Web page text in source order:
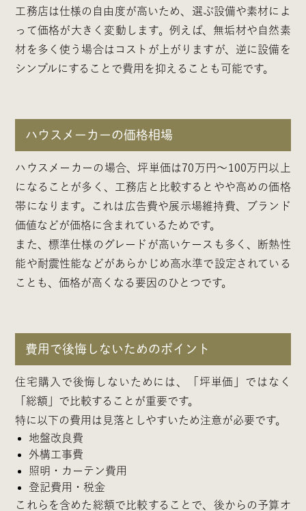
工務店は仕様の自由度が高いため、選ぶ設備や素材によ
って価格が大きく変動します。例えば、無垢材や自然素
材を多く使う場合はコストが上がりますが、逆に設備を
シンプルにすることで費用を抑えることも可能です。
ハウスメーカーの価格相場
ハウスメーカーの場合、坪単価は70万円〜100万円以上
になることが多く、工務店と比較するとやや高めの価格
帯になります。これは広告費や展示場維持費、ブランド
価値などが価格に含まれているためです。
また、標準仕様のグレードが高いケースも多く、断熱性
能や耐震性能などがあらかじめ高水準で設定されている
ことも、価格が高くなる要因のひとつです。
費用で後悔しないためのポイント
住宅購入で後悔しないためには、「坪単価」ではなく
「総額」で比較することが重要です。
特に以下の費用は見落としやすいため注意が必要です。
地盤改良費
外構工事費
照明・カーテン費用
登記費用・税金
これらを含めた総額で比較することで、後からの予算オ